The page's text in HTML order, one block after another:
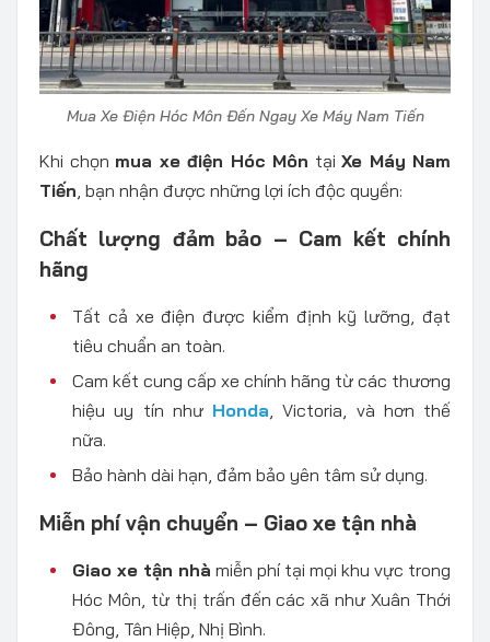
Mua Xe Điện Hóc Môn Đến Ngay Xe Máy Nam Tiến
Khi chọn mua xe điện Hóc Môn tại Xe Máy Nam
Tiến , bạn nhận được những lợi ích độc quyền:
Chất lượng đảm bảo – Cam kết chính
hãng
Tất cả xe điện được kiểm định kỹ lưỡng, đạt
tiêu chuẩn an toàn.
Cam kết cung cấp xe chính hãng từ các thương
hiệu uy tín như Honda , Victoria, và hơn thế
nữa.
Bảo hành dài hạn, đảm bảo yên tâm sử dụng.
Miễn phí vận chuyển – Giao xe tận nhà
Giao xe tận nhà miễn phí tại mọi khu vực trong
Hóc Môn, từ thị trấn đến các xã như Xuân Thới
Đông, Tân Hiệp, Nhị Bình.